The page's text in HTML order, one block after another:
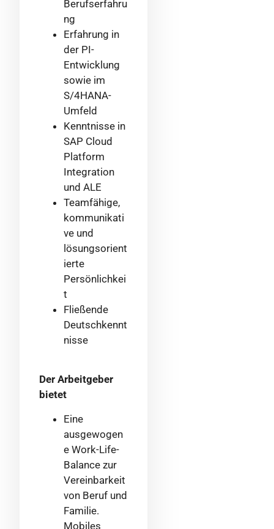
Berufserfahru
ng
Erfahrung in
der PI-
Entwicklung
sowie im
S/4HANA-
Umfeld
Kenntnisse in
SAP Cloud
Platform
Integration
und ALE
Teamfähige,
kommunikati
ve und
lösungsorient
ierte
Persönlichkei
t
Fließende
Deutschkennt
nisse
Der Arbeitgeber
bietet
Eine
ausgewogen
e Work-Life-
Balance zur
Vereinbarkeit
von Beruf und
Familie.
Mobiles